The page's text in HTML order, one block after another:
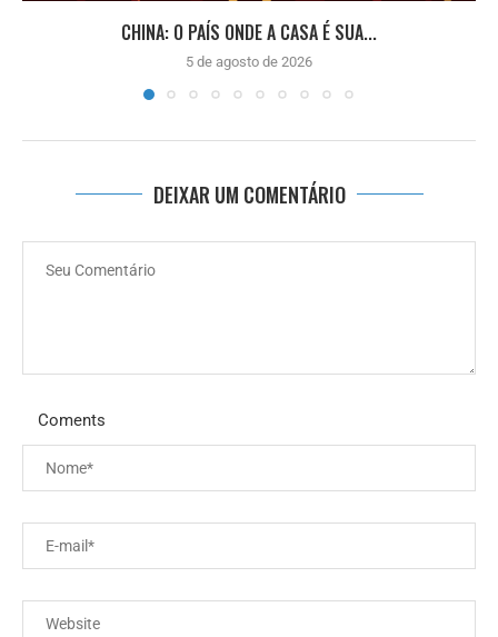
CHINA: O PAÍS ONDE A CASA É SUA...
5 de agosto de 2026
DEIXAR UM COMENTÁRIO
Coments